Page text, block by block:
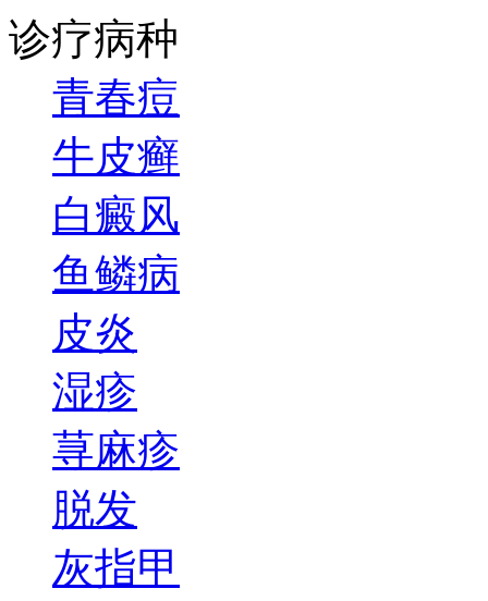
诊疗病种
青春痘
牛皮癣
白癜风
鱼鳞病
皮炎
湿疹
荨麻疹
脱发
灰指甲